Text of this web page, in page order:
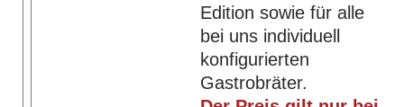
Edition sowie für alle
bei uns individuell
konfigurierten
Gastrobräter.